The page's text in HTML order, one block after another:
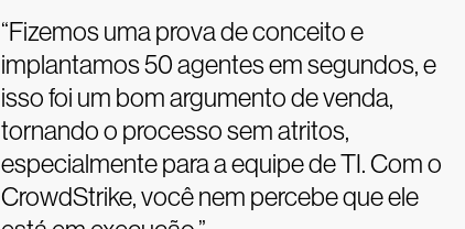
“Fizemos uma prova de conceito e
implantamos 50 agentes em segundos, e
isso foi um bom argumento de venda,
tornando o processo sem atritos,
especialmente para a equipe de TI. Com o
CrowdStrike, você nem percebe que ele